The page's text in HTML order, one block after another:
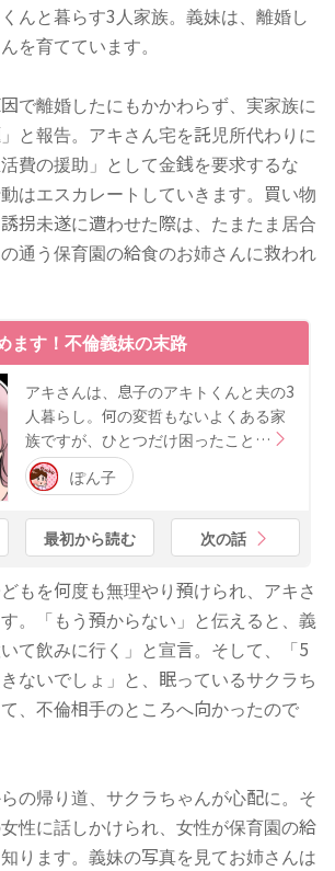
んと暮らす3人家族。義妹は、離婚し
を育てています。
で離婚したにもかかわらず、実家族に
と報告。アキさん宅を託児所代わりに
費の援助」として金銭を要求するな
はエスカレートしていきます。買い物
拐未遂に遭わせた際は、たまたま居合
通う保育園の給食のお姉さんに救われ
ます！不倫義妹の末路
アキさんは、息子のアキトくんと夫の3
人暮らし。何の変哲もないよくある家
族ですが、ひとつだけ困ったこと…
ぽん子
最初から読む 次の話
もを何度も無理やり預けられ、アキさ
。「もう預からない」と伝えると、義
て飲みに行く」と宣言。そして、「5
ないでしょ」と、眠っているサクラち
、不倫相手のところへ向かったので
の帰り道、サクラちゃんが心配に。そ
性に話しかけられ、女性が保育園の給
ります。義妹の写真を見てお姉さんは